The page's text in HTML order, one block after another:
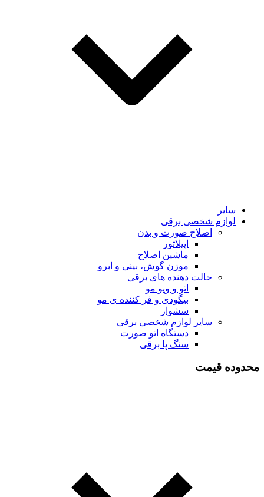
سایر
لوازم شخصی برقی
اصلاح صورت و بدن
اپیلاتور
ماشین اصلاح
موزن گوش، بینی و ابرو
حالت دهنده های برقی
اتو و ویو مو
بیگودی و فر کننده ی مو
سشوار
سایر لوازم شخصی برقی
دستگاه اتو صورت
سنگ پا برقی
محدوده قیمت